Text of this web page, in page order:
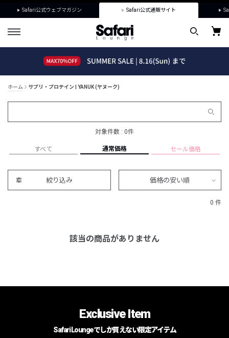
Safari公式ウェブマガジン Safari公式通販サイト
ホーム サプリ・プロテイン | YANUK (ヤヌーク)
対象件数 : 0件
すべて 通常価格 セール価格
絞り込み 価格の安い順
0 件
該当の商品がありません
Exclusive Item
Safari Loungeでしか買えない限定アイテム